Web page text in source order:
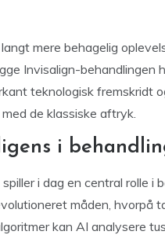
mere behagelig
Invisalign-behandlingen
teknologisk fremskridt
de klassiske aftryk.
i
i dag en central rolle
måden, hvorpå
kan AI analysere